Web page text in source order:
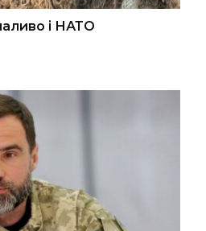
і НАТО